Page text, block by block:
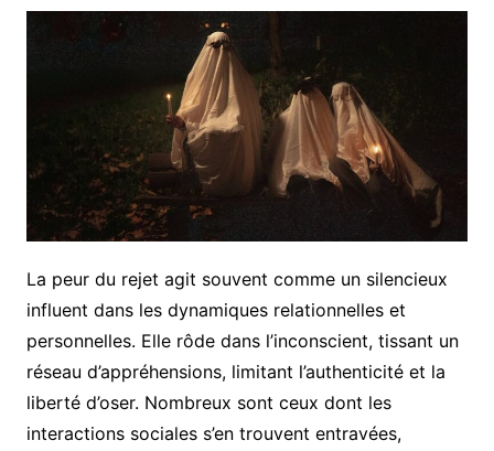
La peur du rejet agit souvent comme un silencieux
influent dans les dynamiques relationnelles et
personnelles. Elle rôde dans l’inconscient, tissant un
réseau d’appréhensions, limitant l’authenticité et la
liberté d’oser. Nombreux sont ceux dont les
interactions sociales s’en trouvent entravées,